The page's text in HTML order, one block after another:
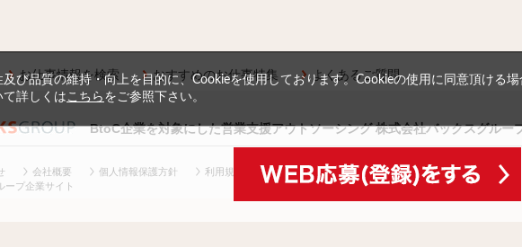
お仕事情報を検索 おすすめのお仕事特集 よくあるご質問
BtoC企業を対象にした営業支援アウトソーシング 株式会社バックスグルー
会社概要 個人情報保護方針
利用規約等
ープ企業サイト
(c) Copyright
び品質の維持・向上を目的に、Cookieを使用しております。Cookieの使用に同意頂ける
て詳しくは こちら をご参照下さい。